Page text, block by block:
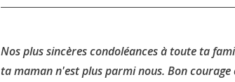
Nos plus sincères condoléances à toute ta
ta maman n'est plus parmi nous. Bon